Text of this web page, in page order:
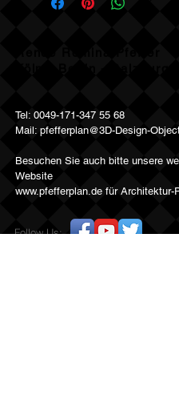
Follow Us:
Tel: 0049-171-347 55 68
Mail: pfefferplan@3D-Design-
Besuchen Sie auch bitte unsere
Website
www.pfefferplan.de für Architektur-